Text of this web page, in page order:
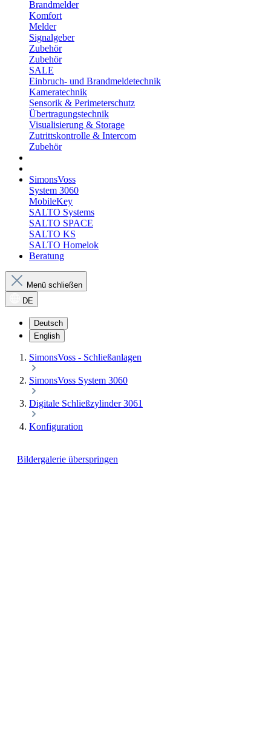
Brandmelder
Komfort
Melder
Signalgeber
Zubehör
Zubehör
SALE
Einbruch- und Brandmeldetechnik
Kameratechnik
Sensorik & Perimeterschutz
Übertragungstechnik
Visualisierung & Storage
Zutrittskontrolle & Intercom
Zubehör
SimonsVoss
System 3060
MobileKey
SALTO Systems
SALTO SPACE
SALTO KS
SALTO Homelok
Beratung
Menü schließen
DE
Deutsch
English
SimonsVoss - Schließanlagen
SimonsVoss System 3060
Digitale Schließzylinder 3061
Konfiguration
Bildergalerie überspringen